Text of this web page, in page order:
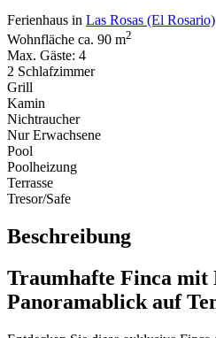
Ferienhaus in Las Rosas (El Rosario)
Wohnfläche ca. 90 m2
Max. Gäste: 4
2 Schlafzimmer
Grill
Kamin
Nichtraucher
Nur Erwachsene
Pool
Poolheizung
Terrasse
Tresor/Safe
Beschreibung
Traumhafte Finca mit
Panoramablick auf